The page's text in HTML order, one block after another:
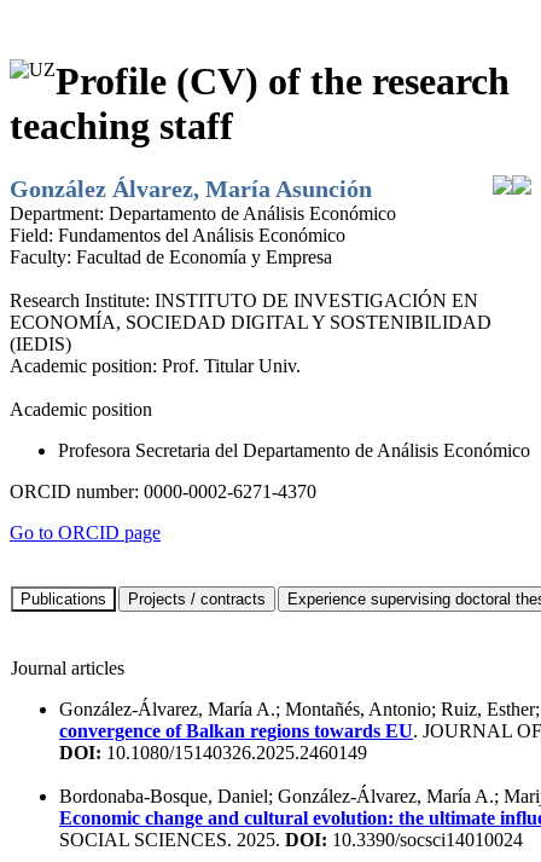
Profile (CV) of the research
teaching staff
González Álvarez, María Asunción
Department: Departamento de Análisis Económico
Field: Fundamentos del Análisis Económico
Faculty: Facultad de Economía y Empresa
Research Institute: INSTITUTO DE INVESTIGACIÓN EN
ECONOMÍA, SOCIEDAD DIGITAL Y SOSTENIBILIDAD
(IEDIS)
Academic position: Prof. Titular Univ.
Academic position
Profesora Secretaria del Departamento de Análisis Económico
ORCID number: 0000-0002-6271-4370
Go to ORCID page
Journal articles
González-Álvarez, María A.; Montañés, Antonio; Ruiz,
convergence of Balkan regions towards EU. JOURNAL
DOI: 10.1080/15140326.2025.2460149
Bordonaba-Bosque, Daniel; González-Álvarez, María A.;
Economic change and cultural evolution: the ultimate
SOCIAL SCIENCES. 2025. DOI: 10.3390/socsci14010024